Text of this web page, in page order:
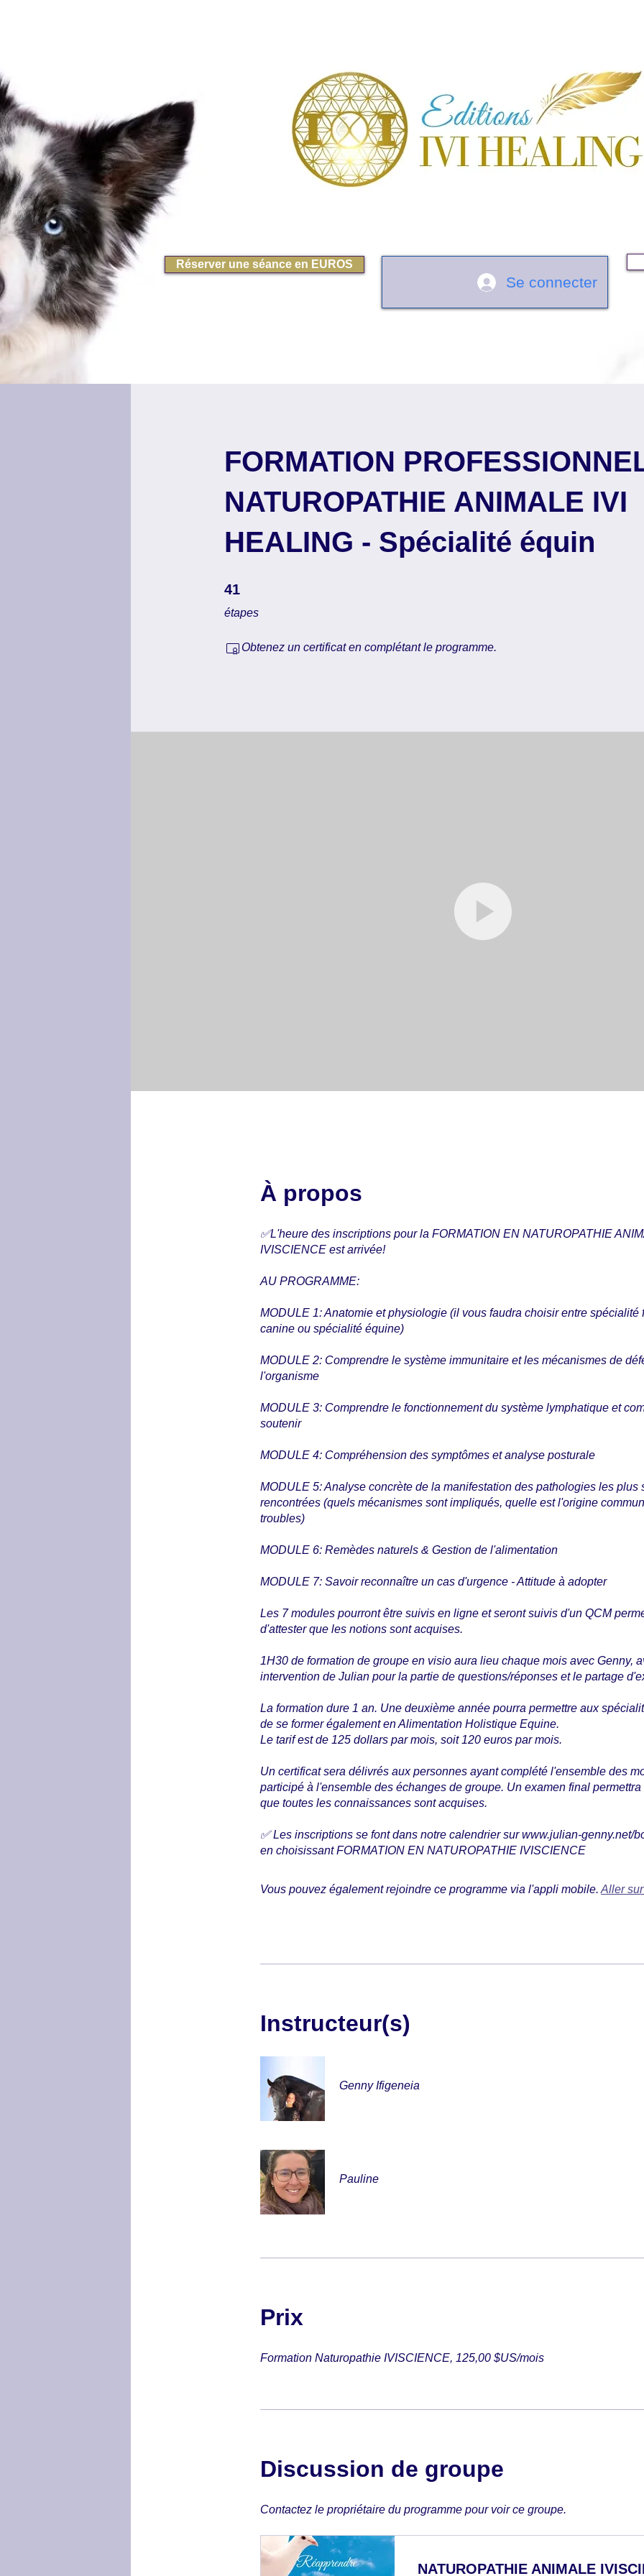
Réserver une séance en EUROS
Se connecter
FORMATION
NATUROPATHIE ANIMALE IVI
HEALING - Spécialité équin
41
étapes
41 étapes
Obtenez un certificat en complétant le programme.
À propos
✅L'heure des inscriptions pour la FORMATION EN NATUROPATHIE
IVISCIENCE est arrivée!
AU PROGRAMME:
MODULE 1: Anatomie et physiologie (il vous faudra choisir entre spécialité
canine ou spécialité équine)
MODULE 2: Comprendre le système immunitaire et les mécanismes de
l'organisme
MODULE 3: Comprendre le fonctionnement du système lymphatique et
soutenir
MODULE 4: Compréhension des symptômes et analyse posturale
MODULE 5: Analyse concrète de la manifestation des pathologies les plus
rencontrées (quels mécanismes sont impliqués, quelle est l'origine
troubles)
MODULE 6: Remèdes naturels & Gestion de l'alimentation
MODULE 7: Savoir reconnaître un cas d'urgence - Attitude à adopter
Les 7 modules pourront être suivis en ligne et seront suivis d'un QCM
d'attester que les notions sont acquises.
1H30 de formation de groupe en visio aura lieu chaque mois avec Genny,
intervention de Julian pour la partie de questions/réponses et le partage
La formation dure 1 an. Une deuxième année pourra permettre aux
de se former également en Alimentation Holistique Equine.
Le tarif est de 125 dollars par mois, soit 120 euros par mois.
Un certificat sera délivrés aux personnes ayant complété l'ensemble des
participé à l'ensemble des échanges de groupe. Un examen final
que toutes les connaissances sont acquises.
✅ Les inscriptions se font dans notre calendrier sur www.julian-genny.net/
Vous pouvez également rejoindre ce programme via l'appli mobile. Aller
Instructeur(s)
Genny Ifigeneia
Pauline
Prix
Formation Naturopathie IVISCIENCE, 125,00 $US/mois
Discussion de groupe
Contactez le propriétaire du programme pour voir ce groupe.